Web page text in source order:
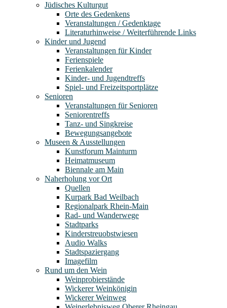
Jüdisches Kulturgut
Orte des Gedenkens
Veranstaltungen / Gedenktage
Literaturhinweise / Weiterführende Links
Kinder und Jugend
Veranstaltungen für Kinder
Ferienspiele
Ferienkalender
Kinder- und Jugendtreffs
Spiel- und Freizeitsportplätze
Senioren
Veranstaltungen für Senioren
Seniorentreffs
Tanz- und Singkreise
Bewegungsangebote
Museen & Ausstellungen
Kunstforum Mainturm
Heimatmuseum
Biennale am Main
Naherholung vor Ort
Quellen
Kurpark Bad Weilbach
Regionalpark Rhein-Main
Rad- und Wanderwege
Stadtparks
Kinderstreuobstwiesen
Audio Walks
Stadtspaziergang
Imagefilm
Rund um den Wein
Weinprobierstände
Wickerer Weinkönigin
Wickerer Weinweg